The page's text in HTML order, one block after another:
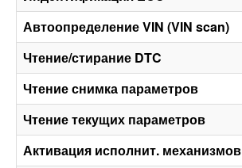
Автоопределение VIN (VIN scan)
Чтение/стирание DTC
Чтение снимка параметров
Чтение текущих параметров
Активация исполнит. механизмов